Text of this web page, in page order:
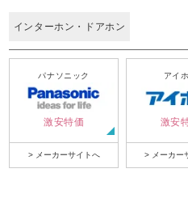
インターホン・ドアホン
パナソニック
激安特価
> メーカーサイトへ
アイ
激安
> メーカー